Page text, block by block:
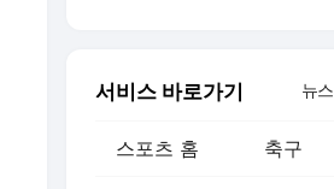
서비스 바로가기 뉴스
스포츠 홈 축구